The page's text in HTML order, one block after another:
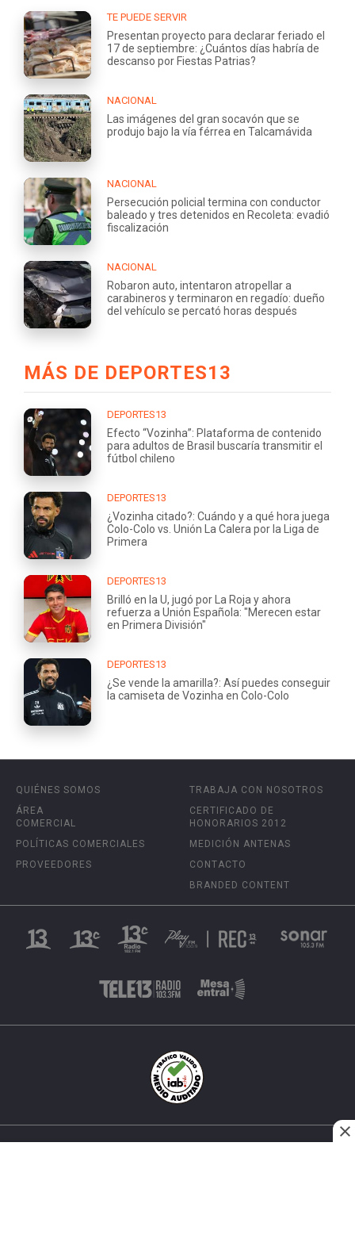
TE PUEDE SERVIR
Presentan proyecto para declarar feriado el
17 de septiembre: ¿Cuántos días habría de
descanso por Fiestas Patrias?
NACIONAL
Las imágenes del gran socavón que se
produjo bajo la vía férrea en Talcamávida
NACIONAL
Persecución policial termina con conductor
baleado y tres detenidos en Recoleta: evadió
fiscalización
NACIONAL
Robaron auto, intentaron atropellar a
carabineros y terminaron en regadío: dueño
del vehículo se percató horas después
MÁS DE DEPORTES13
DEPORTES13
Efecto “Vozinha”: Plataforma de contenido
para adultos de Brasil buscaría transmitir el
fútbol chileno
DEPORTES13
¿Vozinha citado?: Cuándo y a qué hora juega
Colo-Colo vs. Unión La Calera por la Liga de
Primera
DEPORTES13
Brilló en la U, jugó por La Roja y ahora
refuerza a Unión Española: "Merecen estar
en Primera División"
DEPORTES13
¿Se vende la amarilla?: Así puedes conseguir
la camiseta de Vozinha en Colo-Colo
QUIÉNES SOMOS
ÁREA
COMERCIAL
POLÍTICAS COMERCIALES
PROVEEDORES
TRABAJA CON NOSOTROS
CERTIFICADO DE
HONORARIOS 2012
MEDICIÓN ANTENAS
CONTACTO
BRANDED CONTENT